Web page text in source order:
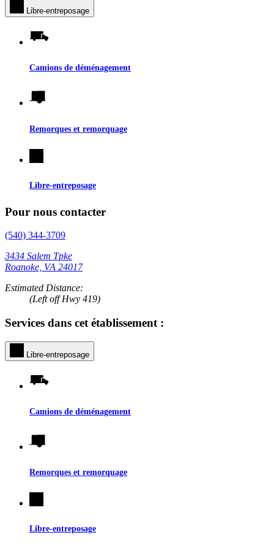
Libre-entreposage
Camions de déménagement
Remorques et remorquage
Libre-entreposage
Pour nous contacter
(540) 344-3709
3434 Salem Tpke
Roanoke, VA 24017
Estimated Distance:
(Left off Hwy 419)
Services dans cet établissement :
Libre-entreposage
Camions de déménagement
Remorques et remorquage
Libre-entreposage